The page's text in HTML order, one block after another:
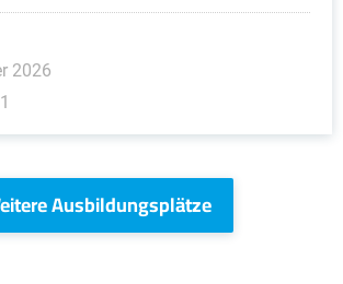
2026
Ausbildungsplätze